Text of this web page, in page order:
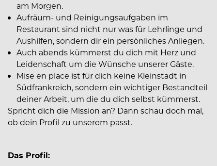
am Morgen.
Aufräum- und Reinigungsaufgaben im
Restaurant sind nicht nur was für Lehrlinge und
Aushilfen, sondern dir ein persönliches Anliegen.
Auch abends kümmerst du dich mit Herz und
Leidenschaft um die Wünsche unserer Gäste.
Mise en place ist für dich keine Kleinstadt in
Südfrankreich, sondern ein wichtiger Bestandteil
deiner Arbeit, um die du dich selbst kümmerst.
Spricht dich die Mission an? Dann schau doch mal,
ob dein Profil zu unserem passt.
Das Profil: